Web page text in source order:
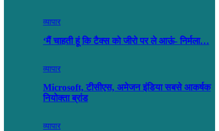
व्यापार
‘मैं चाहती हूं कि टैक्स को जीरो पर ले आऊं- निर्मला…
व्यापार
Microsoft, टीसीएस, अमेजन इंडिया सबसे आकर्षक
नियोक्ता ब्रांड
व्यापार